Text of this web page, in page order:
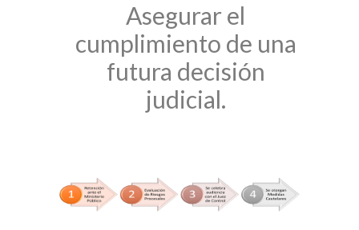
Asegurar el
cumplimiento de una
futura decisión
judicial.